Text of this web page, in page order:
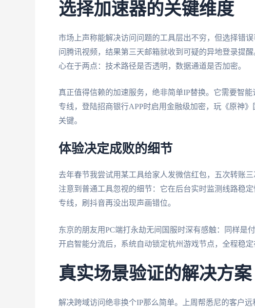
选择加速器的关键维度
市场上声称能解决访问问题的工具层出不穷，但选择错
问腾讯视频，结果第三天邮箱就收到可疑的异地登录提
心在于两点：技术路径是否透明，数据通道是否加密。
真正值得信赖的加速服务，绝非简单IP替换。它需要智
专线，登陆招商银行APP时启用金融级加密，玩《原神
关键。
体验决定成败的细节
去年春节我尝试用某工具给家人发微信红包，五次转账
注意到普通工具忽视的细节：它在后台实时监测线路稳
专线，刷抖音再没出现声画错位。
东京的朋友用PC端打永劫无间国服时深有感触：同样是
开启智能分流后，系统自动锁定杭州游戏节点，全程稳定
真实场景验证的解决方案
解决跨域访问绝非换个IP那么简单。上周帮悉尼的客户